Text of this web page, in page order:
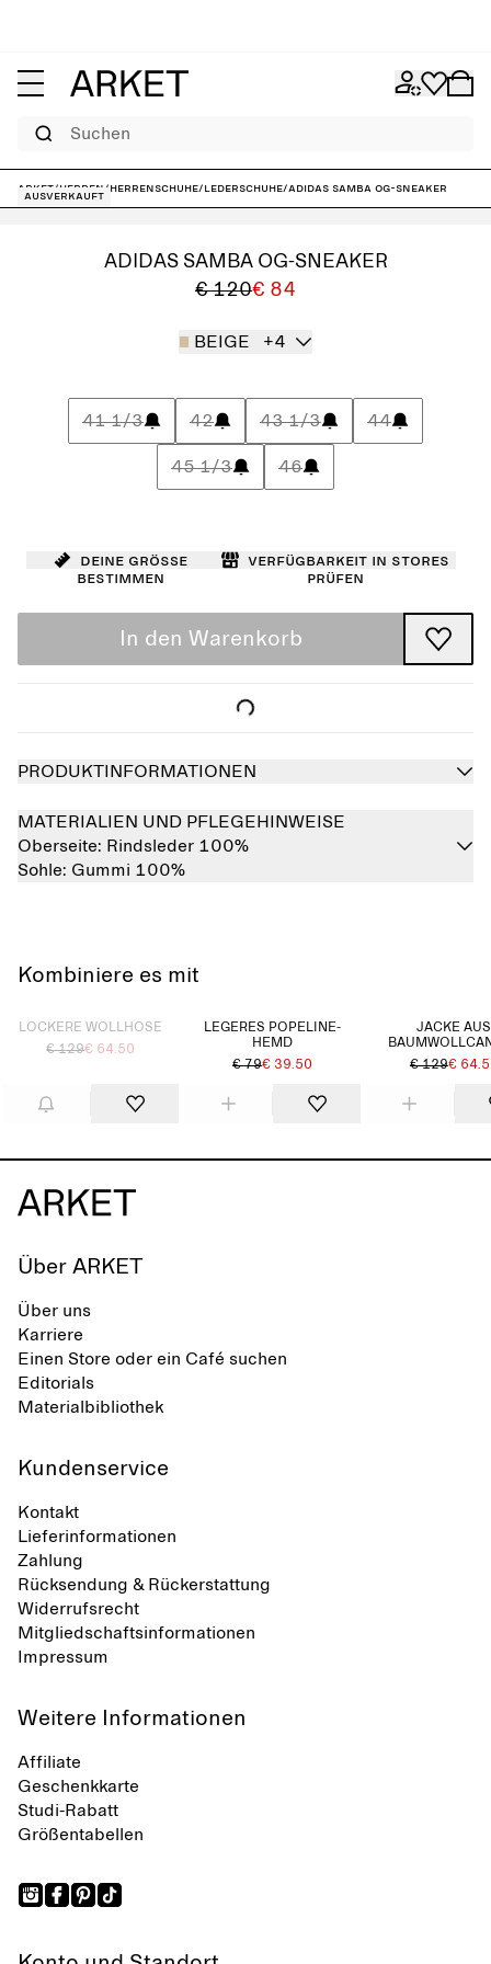
Suchen
ARKET/Herren /Herrenschuhe/Lederschuhe/adidas Samba OG-Sneaker
Ausverkauft
ADIDAS SAMBA OG-SNEAKER
€ 120€ 84
BEIGE +4
41 1/3 42 43 1/3 44
45 1/3 46
Deine Größe
bestimmen
Verfügbarkeit in Stores
prüfen
In den Warenkorb
PRODUKTINFORMATIONEN
MATERIALIEN UND PFLEGEHINWEISE
Oberseite: Rindsleder 100%
Sohle: Gummi 100%
Kombiniere es mit
LOCKERE WOLLHOSE
€ 129€ 64.50
LEGERES POPELINE-
HEMD
€ 79€ 39.50
JACKE AUS
€ 129€
Über ARKET
Über uns
Karriere
Einen Store oder ein Café suchen
Editorials
Materialbibliothek
Kundenservice
Kontakt
Lieferinformationen
Zahlung
Rücksendung & Rückerstattung
Widerrufsrecht
Mitgliedschaftsinformationen
Impressum
Weitere Informationen
Affiliate
Geschenkkarte
Studi-Rabatt
Größentabellen